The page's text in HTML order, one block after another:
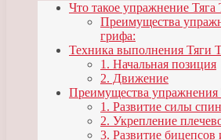
Что такое упражнение Тяга
Преимущества
грифа:
Техника выполнения Тяги
1. Начальная позиция
2. Движение
Преимущества упражнения
1. Развитие силы
2. Укрепление
3. Развитие бицепсов